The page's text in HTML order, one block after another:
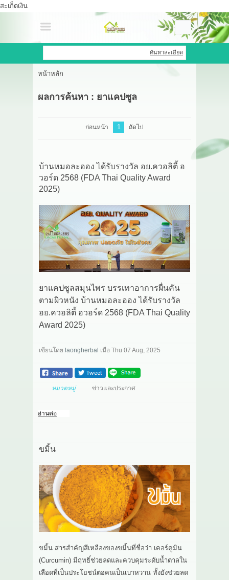
สะเก็ดเงิน
เข้าสู่ระบบ สมัครสมาชิก
สินค้าที่สนใจ
หน้าหลัก
HERBBRIGHT WELLNESS
เกี่ยวกับเรา
ติดต่อเรา
ค้นหาละเอียด
หน้าหลัก
ผลการค้นหา : ยาแคปซูล
ก่อนหน้า 1 ถัดไป
บ้านหมอละออง ได้รับรางวัล อย.ควอลิตี้ อ
วอร์ด 2568 (FDA Thai Quality Award
2025)
ยาแคปซูลสมุนไพร บรรเทาอาการผื่นคัน
ตามผิวหนัง บ้านหมอละออง ได้รับรางวัล
อย.ควอลิตี้ อวอร์ด 2568 (FDA Thai Quality
Award 2025)
เขียนโดย laongherbal เมื่อ Thu 07 Aug, 2025
หมวดหมู่ ข่าวและประกาศ
อ่านต่อ
ขมิ้น
ขมิ้น สารสำคัญสีเหลืองของขมิ้นที่ชื่อว่า เคอร์คูมิน
(Curcumin) มีฤทธิ์ช่วยลดและควบคุมระดับน้ำตาลใน
เลือดที่เป็นประโยชน์ต่อคนเป็นเบาหวาน ทั้งยังช่วยลด